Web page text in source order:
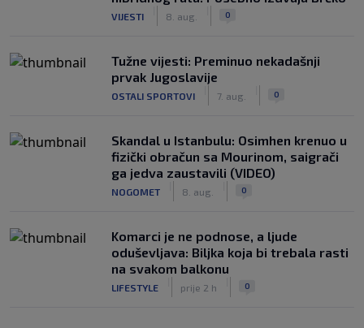
VIJESTI 8. aug. 0
Tužne vijesti: Preminuo nekadašnji
prvak Jugoslavije
OSTALI SPORTOVI 7. aug. 0
Skandal u Istanbulu: Osimhen krenuo u
fizički obračun sa Mourinom, saigrači
ga jedva zaustavili (VIDEO)
NOGOMET 8. aug. 0
Komarci je ne podnose, a ljude
oduševljava: Biljka koja bi trebala rasti
na svakom balkonu
LIFESTYLE prije 2 h 0